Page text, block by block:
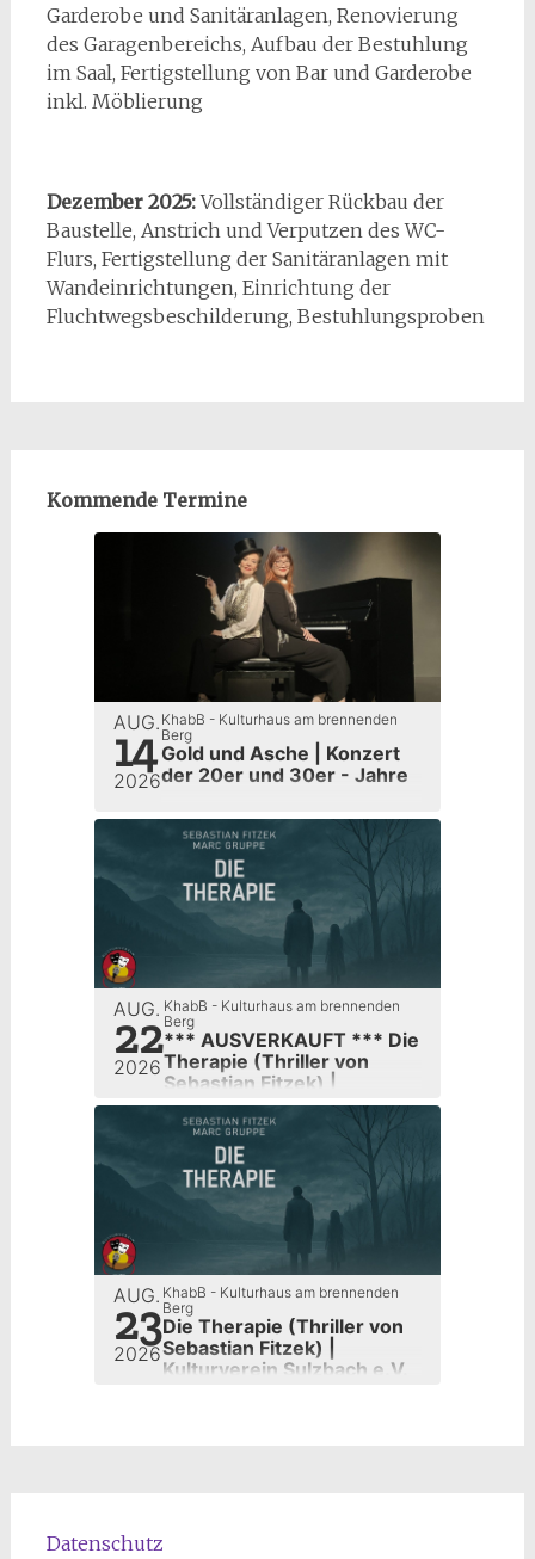
Garderobe und Sanitäranlagen, Renovierung
des Garagenbereichs, Aufbau der Bestuhlung
im Saal, Fertigstellung von Bar und Garderobe
inkl. Möblierung
Dezember 2025:Vollständiger Rückbau der
Baustelle, Anstrich und Verputzen des WC-
Flurs, Fertigstellung der Sanitäranlagen mit
Wandeinrichtungen, Einrichtung der
Fluchtwegsbeschilderung, Bestuhlungsproben
Kommende Termine
AUG.
14
2026
KhabB - Kulturhaus am brennenden
Berg
Gold und Asche | Konzert
der 20er und 30er - Jahre
AUG.
22
2026
KhabB - Kulturhaus am brennenden
Berg
*** AUSVERKAUFT *** Die
Therapie (Thriller von
Sebastian Fitzek) |
Kulturverein Sulzbach e.V.
AUG.
23
2026
KhabB - Kulturhaus am brennenden
Berg
Die Therapie (Thriller von
Sebastian Fitzek) |
Kulturverein Sulzbach e.V.
Datenschutz